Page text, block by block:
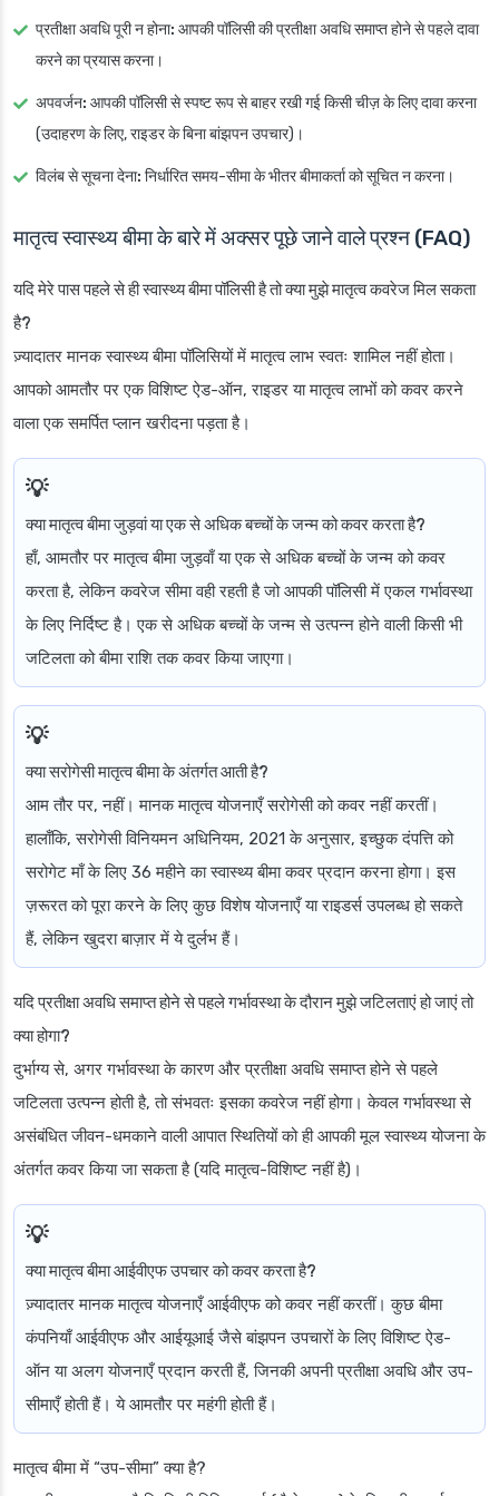
प्रतीक्षा अवधि पूरी न होना: आपकी पॉलिसी की प्रतीक्षा अवधि समाप्त होने से पहले दावा
करने का प्रयास करना।
अपवर्जन: आपकी पॉलिसी से स्पष्ट रूप से बाहर रखी गई किसी चीज़ के लिए दावा करना
(उदाहरण के लिए, राइडर के बिना बांझपन उपचार)।
विलंब से सूचना देना: निर्धारित समय-सीमा के भीतर बीमाकर्ता को सूचित न करना।
मातृत्व स्वास्थ्य बीमा के बारे में अक्सर पूछे जाने वाले प्रश्न (FAQ)
यदि मेरे पास पहले से ही स्वास्थ्य बीमा पॉलिसी है तो क्या मुझे मातृत्व कवरेज मिल सकता
है?
ज़्यादातर मानक स्वास्थ्य बीमा पॉलिसियों में मातृत्व लाभ स्वतः शामिल नहीं होता।
आपको आमतौर पर एक विशिष्ट ऐड-ऑन, राइडर या मातृत्व लाभों को कवर करने
वाला एक समर्पित प्लान खरीदना पड़ता है।
क्या मातृत्व बीमा जुड़वां या एक से अधिक बच्चों के जन्म को कवर करता है?
हाँ, आमतौर पर मातृत्व बीमा जुड़वाँ या एक से अधिक बच्चों के जन्म को कवर
करता है, लेकिन कवरेज सीमा वही रहती है जो आपकी पॉलिसी में एकल गर्भावस्था
के लिए निर्दिष्ट है। एक से अधिक बच्चों के जन्म से उत्पन्न होने वाली किसी भी
जटिलता को बीमा राशि तक कवर किया जाएगा।
क्या सरोगेसी मातृत्व बीमा के अंतर्गत आती है?
आम तौर पर, नहीं। मानक मातृत्व योजनाएँ सरोगेसी को कवर नहीं करतीं।
हालाँकि, सरोगेसी विनियमन अधिनियम, 2021 के अनुसार, इच्छुक दंपत्ति को
सरोगेट माँ के लिए 36 महीने का स्वास्थ्य बीमा कवर प्रदान करना होगा। इस
ज़रूरत को पूरा करने के लिए कुछ विशेष योजनाएँ या राइडर्स उपलब्ध हो सकते
हैं, लेकिन खुदरा बाज़ार में ये दुर्लभ हैं।
यदि प्रतीक्षा अवधि समाप्त होने से पहले गर्भावस्था के दौरान मुझे जटिलताएं हो जाएं तो
क्या होगा?
दुर्भाग्य से, अगर गर्भावस्था के कारण और प्रतीक्षा अवधि समाप्त होने से पहले
जटिलता उत्पन्न होती है, तो संभवतः इसका कवरेज नहीं होगा। केवल गर्भावस्था से
असंबंधित जीवन-धमकाने वाली आपात स्थितियों को ही आपकी मूल स्वास्थ्य योजना के
अंतर्गत कवर किया जा सकता है (यदि मातृत्व-विशिष्ट नहीं है)।
क्या मातृत्व बीमा आईवीएफ उपचार को कवर करता है?
ज़्यादातर मानक मातृत्व योजनाएँ आईवीएफ को कवर नहीं करतीं। कुछ बीमा
कंपनियाँ आईवीएफ और आईयूआई जैसे बांझपन उपचारों के लिए विशिष्ट ऐड-
ऑन या अलग योजनाएँ प्रदान करती हैं, जिनकी अपनी प्रतीक्षा अवधि और उप-
सीमाएँ होती हैं। ये आमतौर पर महंगी होती हैं।
मातृत्व बीमा में “उप-सीमा” क्या है?